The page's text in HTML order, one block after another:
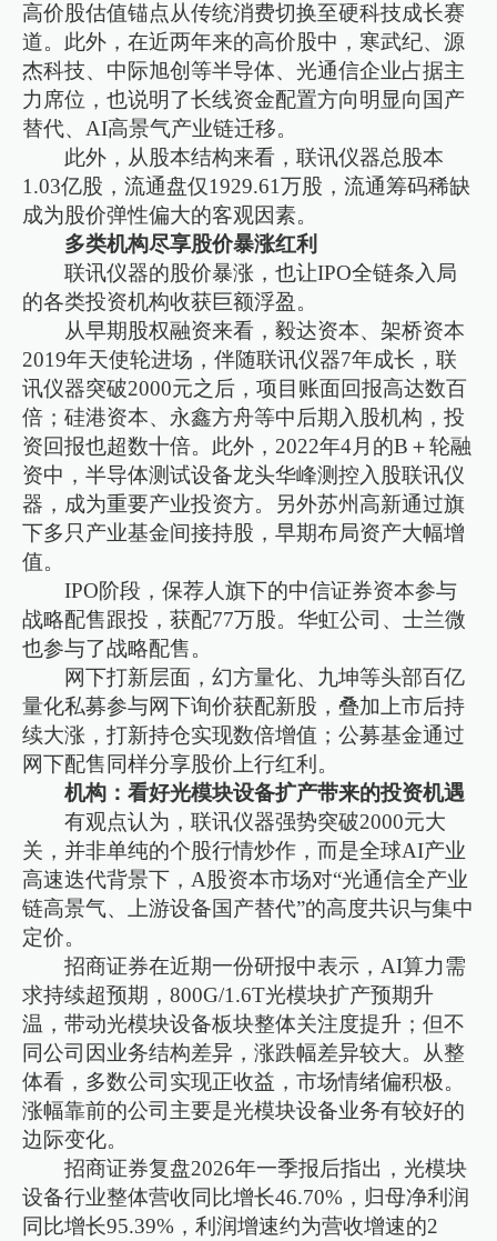
高价股估值锚点从传统消费切换至硬科技成长赛
道。此外，在近两年来的高价股中，寒武纪、源
杰科技、中际旭创等半导体、光通信企业占据主
力席位，也说明了长线资金配置方向明显向国产
替代、AI高景气产业链迁移。
此外，从股本结构来看，联讯仪器总股本
1.03亿股，流通盘仅1929.61万股，流通筹码稀缺
成为股价弹性偏大的客观因素。
多类机构尽享股价暴涨红利
联讯仪器的股价暴涨，也让IPO全链条入局
的各类投资机构收获巨额浮盈。
从早期股权融资来看，毅达资本、架桥资本
2019年天使轮进场，伴随联讯仪器7年成长，联
讯仪器突破2000元之后，项目账面回报高达数百
倍；硅港资本、永鑫方舟等中后期入股机构，投
资回报也超数十倍。此外，2022年4月的B＋轮融
资中，半导体测试设备龙头华峰测控入股联讯仪
器，成为重要产业投资方。另外苏州高新通过旗
下多只产业基金间接持股，早期布局资产大幅增
值。
IPO阶段，保荐人旗下的中信证券资本参与
战略配售跟投，获配77万股。华虹公司、士兰微
也参与了战略配售。
网下打新层面，幻方量化、九坤等头部百亿
量化私募参与网下询价获配新股，叠加上市后持
续大涨，打新持仓实现数倍增值；公募基金通过
网下配售同样分享股价上行红利。
机构：看好光模块设备扩产带来的投资机遇
有观点认为，联讯仪器强势突破2000元大
关，并非单纯的个股行情炒作，而是全球AI产业
高速迭代背景下，A股资本市场对“光通信全产业
链高景气、上游设备国产替代”的高度共识与集中
定价。
招商证券在近期一份研报中表示，AI算力需
求持续超预期，800G/1.6T光模块扩产预期升
温，带动光模块设备板块整体关注度提升；但不
同公司因业务结构差异，涨跌幅差异较大。从整
体看，多数公司实现正收益，市场情绪偏积极。
涨幅靠前的公司主要是光模块设备业务有较好的
边际变化。
招商证券复盘2026年一季报后指出，光模块
设备行业整体营收同比增长46.70%，归母净利润
同比增长95.39%，利润增速约为营收增速的2